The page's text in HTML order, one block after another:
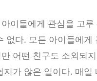
이들에게 관심을 고루
없다. 모든 아이들에게
어떤 친구도 소외되
지가 않은 일이다. 매일